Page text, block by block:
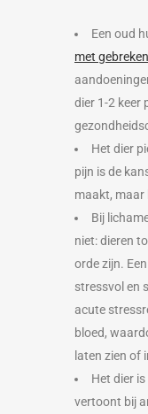
Een oud
met gebreken
dier 1-2 keer
Het dier
pijn is de
maakt, maar
Bij
niet: dieren
orde zijn.
stressvol en
acute
bloed,
laten zien of
Het dier
vertoont bij